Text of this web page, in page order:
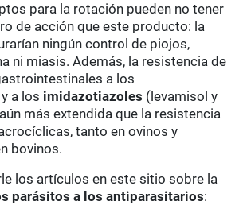
para la rotación pueden no tener
de acción que este producto: la
ningún control de piojos,
ni miasis. Además, la resistencia de
a los
y a los imidazotiazoles (levamisol y
más extendida que la resistencia
tanto en ovinos y
bovinos.
los artículos en este sitio sobre la
parásitos a los antiparasitarios: